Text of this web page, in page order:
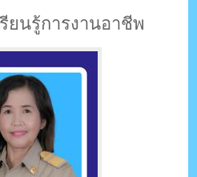
ด้วย Ajax โดยคนไทย
ยนรู้การงานอาชีพ